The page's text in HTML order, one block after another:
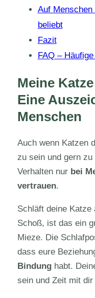
Auf
beliebt
Fazit
FAQ –
Meine
Eine
Menschen
Auch wenn Katzen
zu sein und gern
Verhalten nur bei
vertrauen.
Schläft deine Katze
Schoß, ist das ein
Mieze. Die
dass eure
Bindunghabt.
sein und Zeit mit